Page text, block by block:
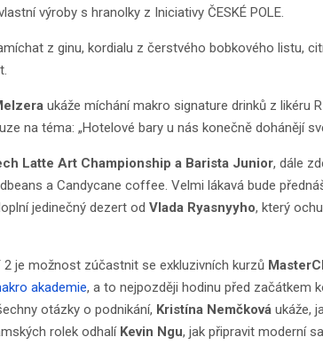
výroby s hranolky z Iniciativy ČESKÉ POLE.
z ginu, kordialu z čerstvého bobkového listu,
ukáže míchání makro signature drinků z likéru
na téma: „Hotelové bary u nás konečně dohánějí
Latte Art Championship a Barista Junior, dále
a Candycane coffee. Velmi lákavá bude
jedinečný dezert od Vlada Ryasnyyho, který
2 je možnost zúčastnit se exkluzivních kurzů
akademie, a to nejpozději hodinu před začátkem
otázky o podnikání, Kristína Nemčková ukáže,
rolek odhalí Kevin Ngu, jak připravit moderní